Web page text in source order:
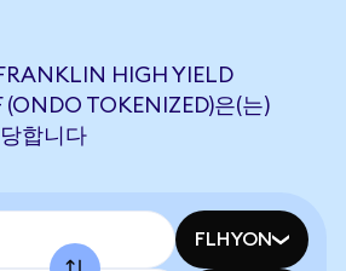
HIGH YIELD
(ONDO TOKENIZED)은(는)
합니다
FLHYON